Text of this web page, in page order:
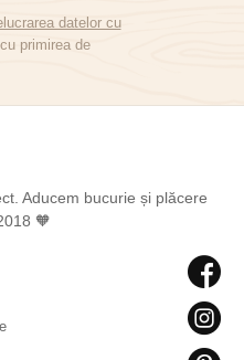
datelor cu
primirea de
Aducem bucurie și plăcere
🧡